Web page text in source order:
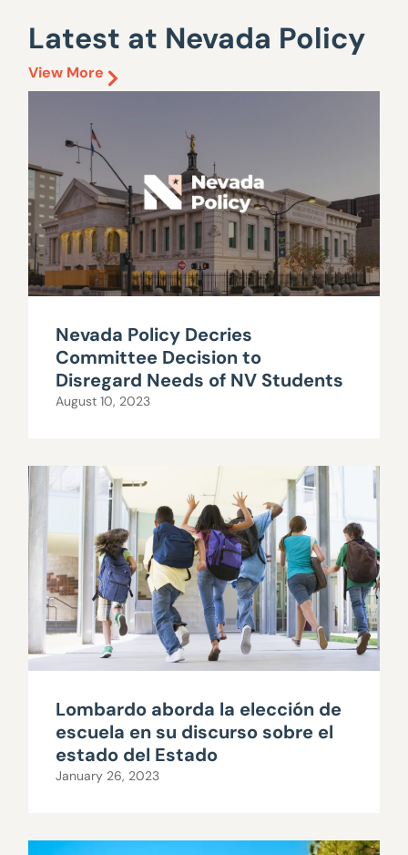
Latest at Nevada Policy
View More
Nevada Policy Decries
Committee Decision to
Disregard Needs of NV Students
August 10, 2023
Lombardo aborda la elección de
escuela en su discurso sobre el
estado del Estado
January 26, 2023